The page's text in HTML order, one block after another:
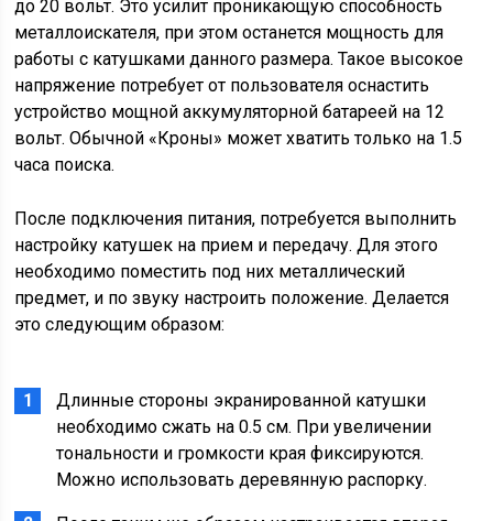
до 20 вольт. Это усилит проникающую способность
металлоискателя, при этом останется мощность для
работы с катушками данного размера. Такое высокое
напряжение потребует от пользователя оснастить
устройство мощной аккумуляторной батареей на 12
вольт. Обычной «Кроны» может хватить только на 1.5
часа поиска.
После подключения питания, потребуется выполнить
настройку катушек на прием и передачу. Для этого
необходимо поместить под них металлический
предмет, и по звуку настроить положение. Делается
это следующим образом:
Длинные стороны экранированной катушки
необходимо сжать на 0.5 см. При увеличении
тональности и громкости края фиксируются.
Можно использовать деревянную распорку.